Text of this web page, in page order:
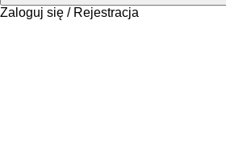
Zaloguj się / Rejestracja